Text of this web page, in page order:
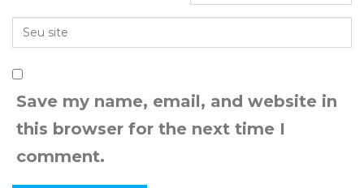
Save my name, email, and website in
this browser for the next time I
comment.